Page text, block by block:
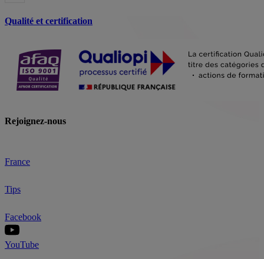
Qualité et certification
Rejoignez-nous
France
Tips
Facebook
YouTube